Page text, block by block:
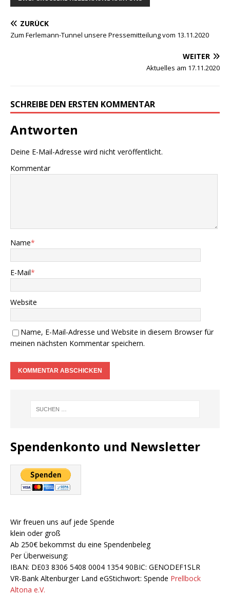
ZURÜCK
Zum Ferlemann-Tunnel unsere Pressemitteilung vom 13.11.2020
WEITER
Aktuelles am 17.11.2020
SCHREIBE DEN ERSTEN KOMMENTAR
Antworten
Deine E-Mail-Adresse wird nicht veröffentlicht.
Kommentar
Name*
E-Mail*
Website
Name, E-Mail-Adresse und Website in diesem Browser für
meinen nächsten Kommentar speichern.
Spendenkonto und Newsletter
Wir freuen uns auf jede Spende
klein oder groß
Ab 250€ bekommst du eine Spendenbeleg
Per Überweisung:
IBAN: DE03 8306 5408 0004 1354 90BIC: GENODEF1SLR
VR-Bank Altenburger Land eGStichwort: Spende Prellbock
Altona e.V.